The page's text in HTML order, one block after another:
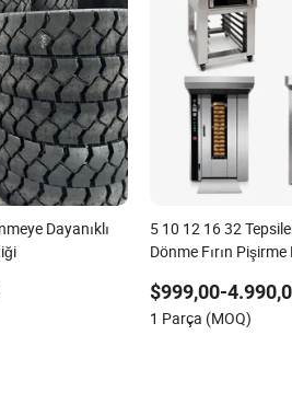
Dayanıklı
5 10 12 16 32
Dönme Fırın Pişirme
$999,00-
1 Parça (MOQ)